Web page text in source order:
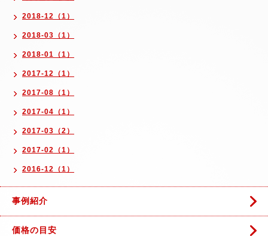
2018-12（1）
2018-03（1）
2018-01（1）
2017-12（1）
2017-08（1）
2017-04（1）
2017-03（2）
2017-02（1）
2016-12（1）
事例紹介
価格の目安